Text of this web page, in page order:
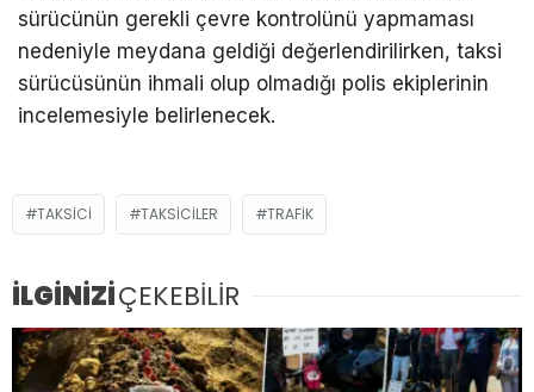
sürücünün gerekli çevre kontrolünü yapmaması
nedeniyle meydana geldiği değerlendirilirken, taksi
sürücüsünün ihmali olup olmadığı polis ekiplerinin
incelemesiyle belirlenecek.
TAKSICI TAKSICILER TRAFIK
İLGİNİZİÇEKEBİLİR